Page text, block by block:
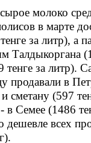
молоко
в марте
за литр), а
Талдыкоргана
за литр).
продавали в
и сметану (597
Семее (1486
дешевле всех